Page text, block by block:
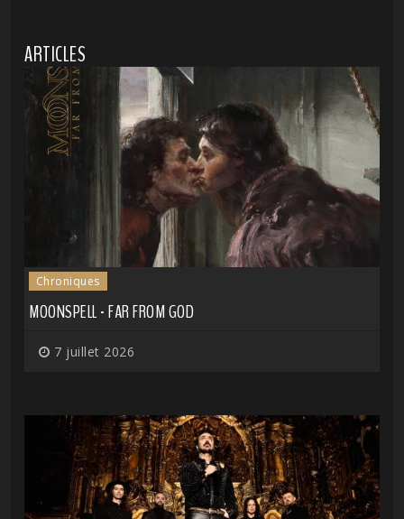
ARTICLES
Chroniques
MOONSPELL - FAR FROM GOD
7 juillet 2026